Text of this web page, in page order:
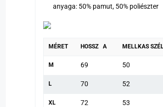
anyaga: 50% pamut, 50% poliészter
MÉRET HOSSZ A MELLKAS
M 69 50
L 70 52
XL 72 53